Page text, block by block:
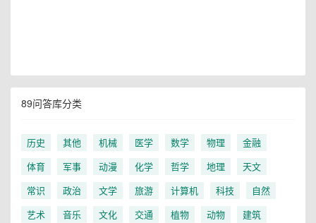
89问答库分类
历史 其他 机械 医学 数学 物理
金融
体育
军事 动漫 化学 哲学 地理
天文
常识
政治 文学 旅游 计算机 科技
自然
艺术
音乐 文化 交通 植物 动物
建筑